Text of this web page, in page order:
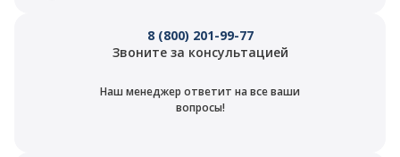
8 (800) 201-99-77
Звоните за консультацией
Наш менеджер ответит на все ваши
вопросы!